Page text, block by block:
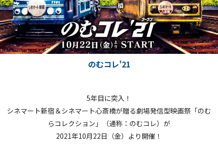
のむコレ'21
5年目に突入！
シネマート新宿＆シネマート心斎橋が贈る劇場発信型映画祭「のむ
らコレクション」（通称：のむコレ）が
2021年10月22日（金）より開催！